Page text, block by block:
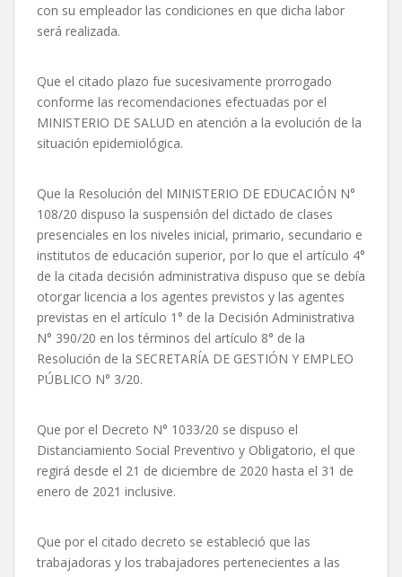
con su empleador las condiciones en que dicha labor
será realizada.
Que el citado plazo fue sucesivamente prorrogado
conforme las recomendaciones efectuadas por el
MINISTERIO DE SALUD en atención a la evolución de la
situación epidemiológica.
Que la Resolución del MINISTERIO DE EDUCACIÓN N°
108/20 dispuso la suspensión del dictado de clases
presenciales en los niveles inicial, primario, secundario e
institutos de educación superior, por lo que el artículo 4°
de la citada decisión administrativa dispuso que se debía
otorgar licencia a los agentes previstos y las agentes
previstas en el artículo 1° de la Decisión Administrativa
N° 390/20 en los términos del artículo 8° de la
Resolución de la SECRETARÍA DE GESTIÓN Y EMPLEO
PÚBLICO N° 3/20.
Que por el Decreto N° 1033/20 se dispuso el
Distanciamiento Social Preventivo y Obligatorio, el que
regirá desde el 21 de diciembre de 2020 hasta el 31 de
enero de 2021 inclusive.
Que por el citado decreto se estableció que las
trabajadoras y los trabajadores pertenecientes a las